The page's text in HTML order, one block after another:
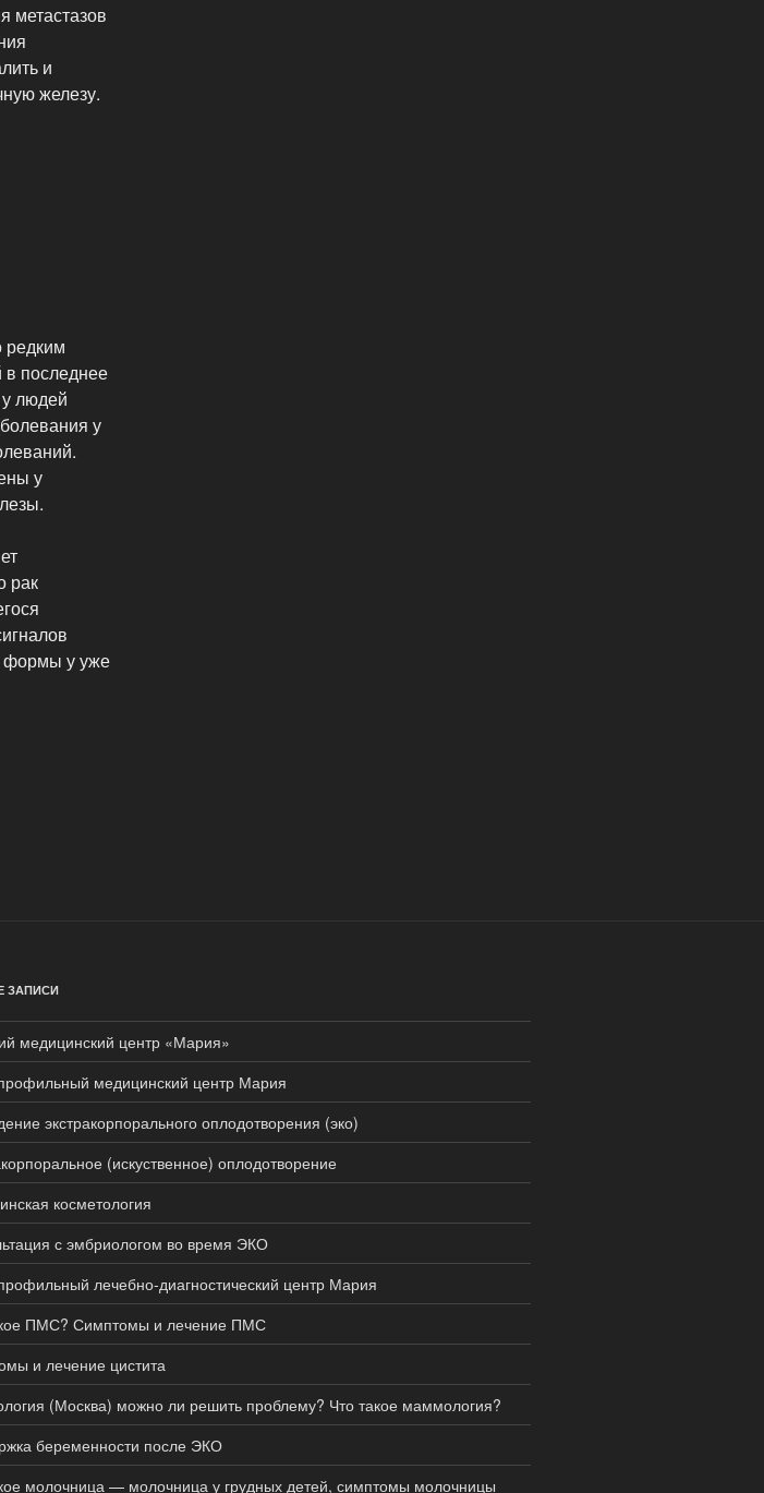
метастазов
и
железу.
редким
в последнее
людей
у
у
рак
формы у уже
ЗАПИСИ
медицинский центр «Мария»
медицинский центр Мария
экстракорпорального оплодотворения (эко)
(искуственное) оплодотворение
косметология
с эмбриологом во время ЭКО
лечебно-диагностический центр Мария
ПМС? Симптомы и лечение ПМС
и лечение цистита
(Москва) можно ли решить проблему? Что такое маммология?
беременности после ЭКО
молочница — молочница у грудных детей, симптомы молочницы